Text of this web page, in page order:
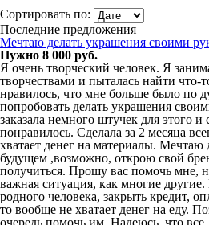
Сортировать по:
Последние предложения
Мечтаю делать украшения своими
Нужно 8 000 руб.
Я очень творческий человек. Я
творчествами и пыталась найти что-
нравилось, что мне больше было по
попробовать делать украшения
заказала немного штучек для этого и
понравилось. Сделала за 2 месяца
хватает денег на материалы. Мечтаю
будущем ,возможно, открою свой
получиться. Прошу вас помочь мне,
важная ситуация, как многие
родного человека, закрыть кредит,
то вообще не хватает денег на еду.
очередь помочь им. Надеюсь, что все,